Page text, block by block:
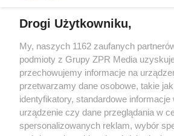
Żaden utwór zamieszczony w serwisie nie
rozpowszechniany lub dalej rozpowszechniany
tym także elektroniczny lub mechaniczny) na
eksploatacji w jakiejkolwiek formie, włącznie z
Internecie bez pisemnej zgody właściciela
wykorzystanie utworów w całości lub w części
tzn. bez właściwej zgody, jest zabronione pod
ścigane prawnie.
Drogi Użytkowniku,
My, naszych 1162 zaufanych
podmioty z Grupy ZPR Media
przechowujemy informacje na
przetwarzamy dane osobowe, takie
identyfikatory, standardowe informacje
urządzenie czy dane przeglądania w
spersonalizowanych reklam, wybór